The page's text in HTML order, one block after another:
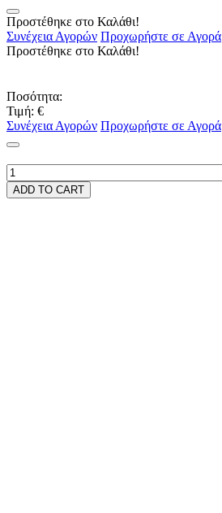
Προστέθηκε στο Καλάθι!
Συνέχεια Αγορών Προχωρήστε σε Αγορά
Προστέθηκε στο Καλάθι!
Ποσότητα:
Τιμή: €
Συνέχεια Αγορών Προχωρήστε σε Αγορά
ADD TO CART